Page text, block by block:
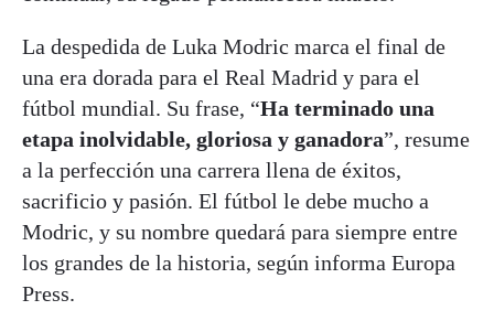
La despedida de Luka Modric marca el final de
una era dorada para el Real Madrid y para el
fútbol mundial. Su frase, “Ha terminado una
etapa inolvidable, gloriosa y ganadora”, resume
a la perfección una carrera llena de éxitos,
sacrificio y pasión. El fútbol le debe mucho a
Modric, y su nombre quedará para siempre entre
los grandes de la historia, según informa Europa
Press.